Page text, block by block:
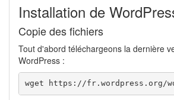
Installation de
Copie des fichiers
Tout d'​abord téléchargeons la dernière
WordPress :
wget https://fr.wordpress.org/